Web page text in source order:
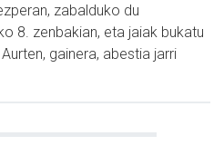
zabalduko du
8. zenbakian, eta jaiak bukatu
Aurten, gainera, abestia jarri